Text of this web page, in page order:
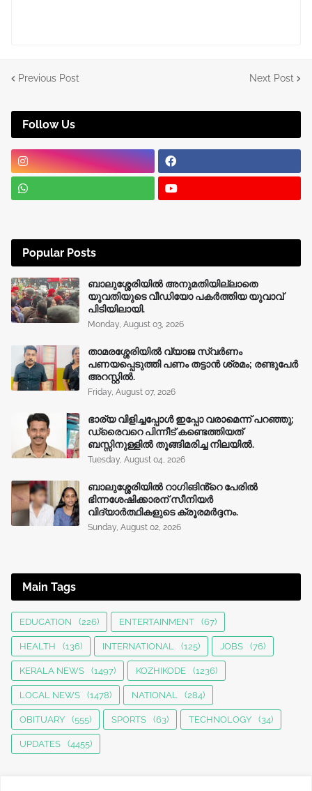
Previous Post Next Post
Follow Us
Popular Posts
ബാലുശ്ശേരിയിൽ അനുമതിയില്ലാതെ
യുവതിയുടെ വീഡിയോ പകർത്തിയ യുവാവ്
പിടിയിലായി.
Monday, August 03, 2026
താമരശ്ശേരിയിൽ വ്യാജ സ്വർണം
പണയപ്പെടുത്തി പണം തട്ടാൻ ശ്രമം; രണ്ടുപേർ
അറസ്റ്റിൽ.
Friday, August 07, 2026
ഭാര്യ വിളിച്ചപ്പോള്‍ ഇപ്പോ വരാമെന്ന് പറഞ്ഞു;
ഡ്രൈവറെ പിന്നീട് കണ്ടെത്തിയത്
ബസ്സിനുള്ളില്‍ തൂങ്ങിമരിച്ച നിലയിൽ.
Tuesday, August 04, 2026
ബാലുശ്ശേരിയിൽ റാഗിങിൻ്റെ പേരിൽ
ഭിന്നശേഷിക്കാരന് സീനിയർ
വിദ്യാർത്ഥികളുടെ ക്രൂരമര്‍ദ്ദനം.
Sunday, August 02, 2026
Main Tags
EDUCATION (226) ENTERTAINMENT (67)
HEALTH (136) INTERNATIONAL (125) JOBS (76)
KERALA NEWS (1497) KOZHIKODE (1236)
LOCAL NEWS (1478) NATIONAL (284)
OBITUARY (555) SPORTS (63) TECHNOLOGY (34)
UPDATES (4455)